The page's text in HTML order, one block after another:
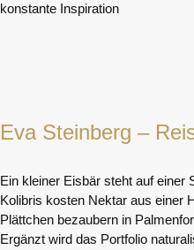
konstante Inspiration
Eva Steinberg –
Ein kleiner Eisbär steht auf einer
Kolibris kosten Nektar aus einer
Plättchen bezaubern in
Ergänzt wird das Portfolio